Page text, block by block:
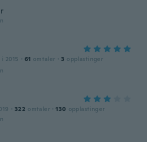
2015 · 61 omtaler · 3 opplastinger
· 322 omtaler · 130 opplastinger